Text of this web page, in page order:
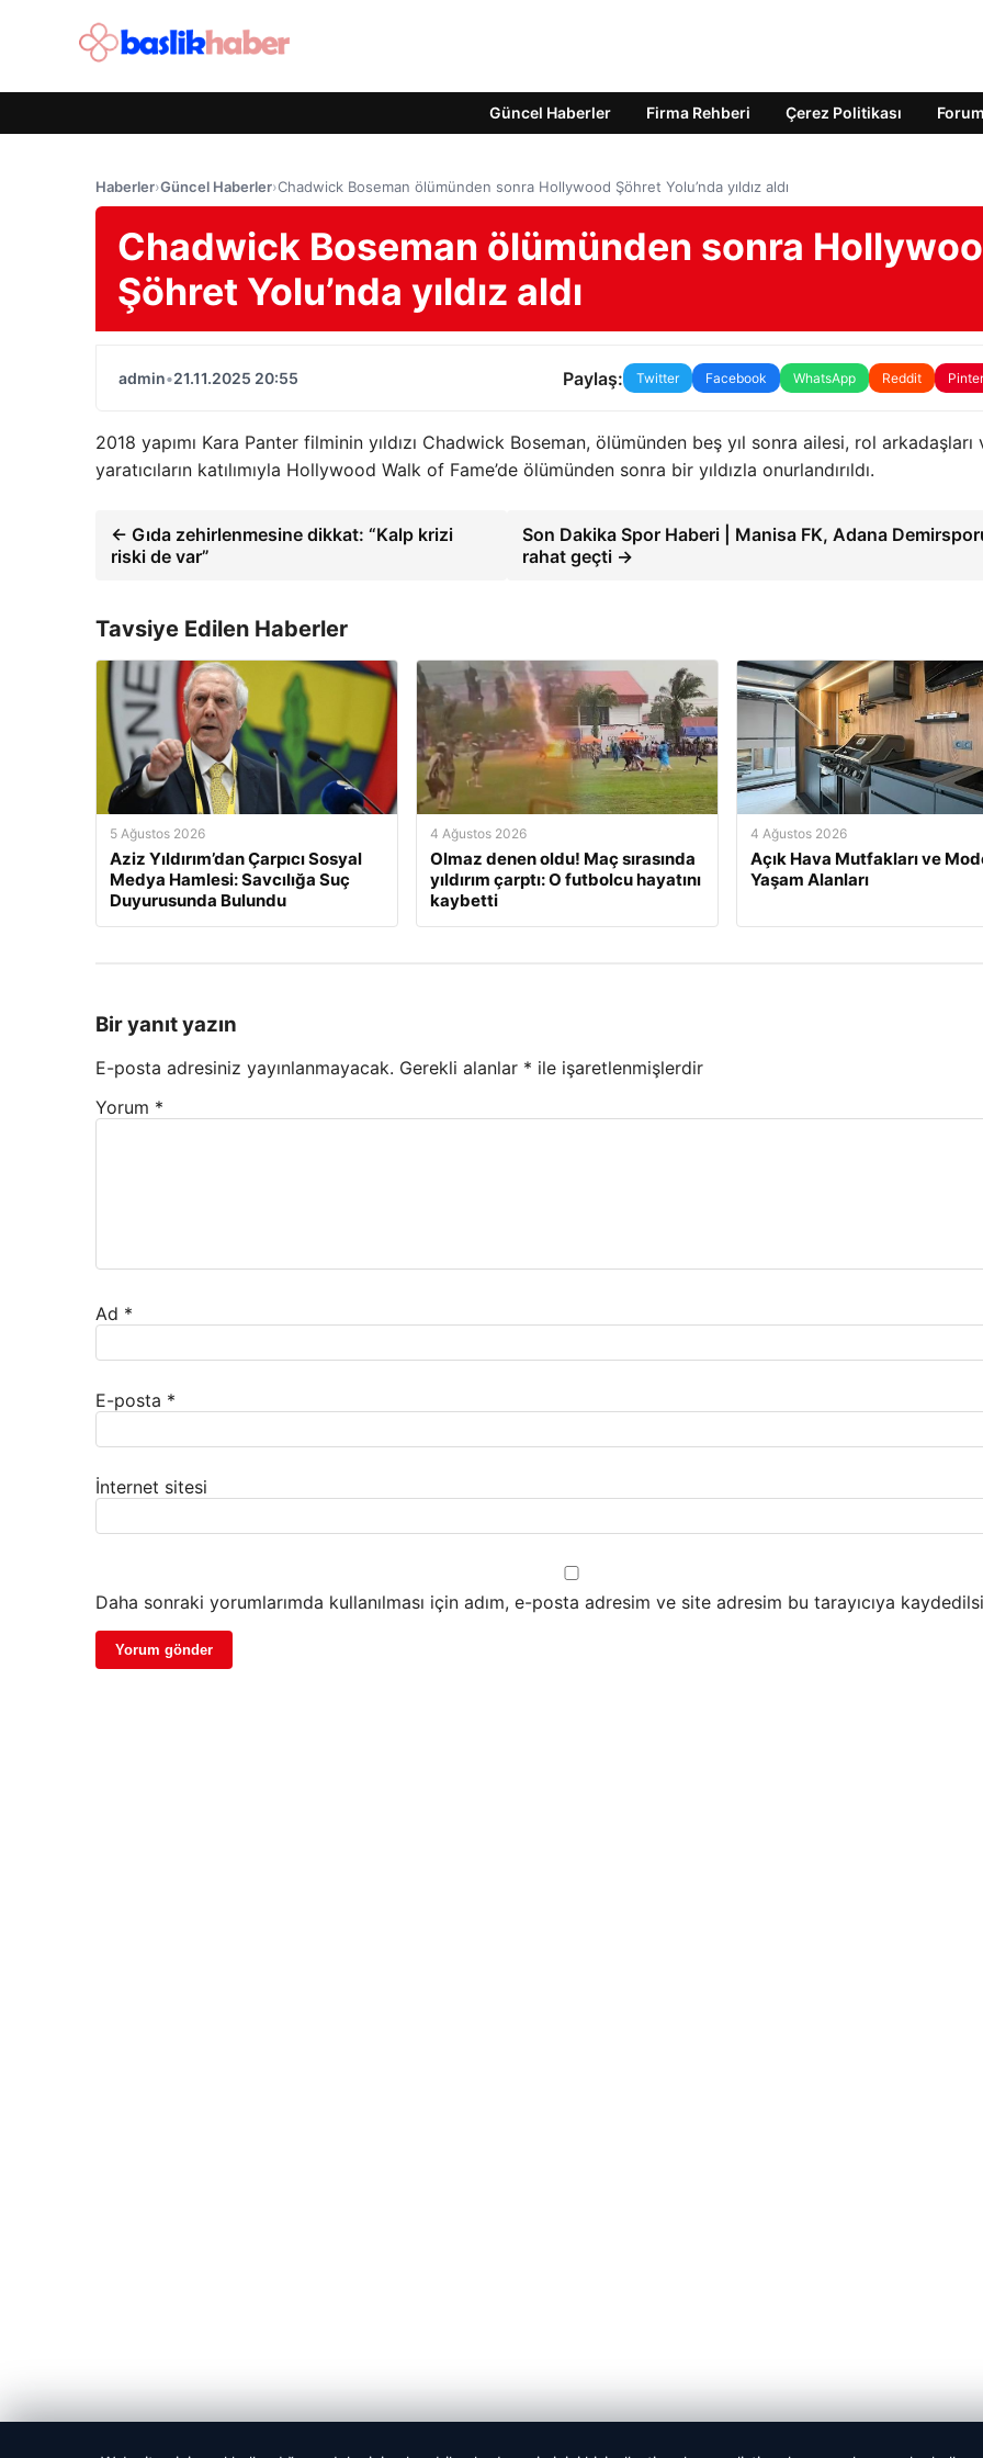
Güncel Haberler Firma Rehberi Çerez Politikası Forum
Haberler›Güncel Haberler›Chadwick Boseman ölümünden sonra Hollywood Şöhret Yolu’nda yıldız aldı
Chadwick Boseman ölümünden sonra
Şöhret Yolu’nda yıldız aldı
admin•21.11.2025 20:55 Paylaş: Twitter Facebook WhatsApp Reddit
2018 yapımı Kara Panter filminin yıldızı Chadwick Boseman, ölümünden beş yıl sonra ailesi, rol arkadaşları
yaratıcıların katılımıyla Hollywood Walk of Fame’de ölümünden sonra bir yıldızla onurlandırıldı.
← Gıda zehirlenmesine dikkat: “Kalp krizi
riski de var”
Son Dakika Spor Haberi | Manisa FK, Adana
rahat geçti →
Tavsiye Edilen Haberler
5 Ağustos 2026
Aziz Yıldırım’dan Çarpıcı Sosyal
Medya Hamlesi: Savcılığa Suç
Duyurusunda Bulundu
4 Ağustos 2026
Olmaz denen oldu! Maç sırasında
yıldırım çarptı: O futbolcu hayatını
kaybetti
4 Ağustos 2026
Açık Hava Mutfakları ve
Yaşam Alanları
Bir yanıt yazın
E-posta adresiniz yayınlanmayacak. Gerekli alanlar * ile işaretlenmişlerdir
Yorum *
Ad *
E-posta *
İnternet sitesi
Daha sonraki yorumlarımda kullanılması için adım, e-posta adresim ve site adresim bu tarayıcıya